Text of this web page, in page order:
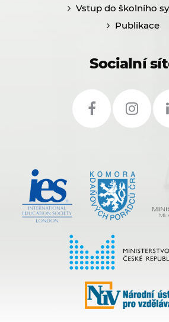
Vstup do školního
Publikace
Socialní